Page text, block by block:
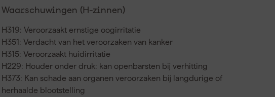
Waarschuwingen (H-zinnen)
H319: Veroorzaakt ernstige oogirritatie
H351: Verdacht van het veroorzaken van kanker
H315: Veroorzaakt huidirritatie
H229: Houder onder druk: kan openbarsten bij verhitting
H373: Kan schade aan organen veroorzaken bij langdurige of
herhaalde blootstelling